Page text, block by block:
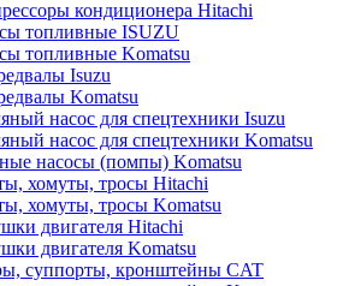
кондиционера Hitachi
топливные ISUZU
топливные Komatsu
Isuzu
Komatsu
насос для спецтехники Isuzu
насос для спецтехники Komatsu
насосы (помпы) Komatsu
хомуты, тросы Hitachi
хомуты, тросы Komatsu
двигателя Hitachi
двигателя Komatsu
суппорты, кронштейны CAT